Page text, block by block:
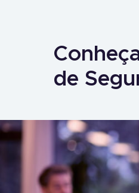
de